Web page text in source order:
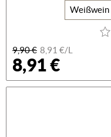
Weißwein
9,90 € 8,91 €/L
8,91 €